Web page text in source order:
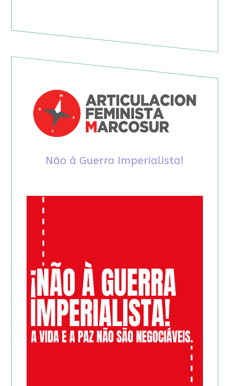
Não à Guerra Imperialista!